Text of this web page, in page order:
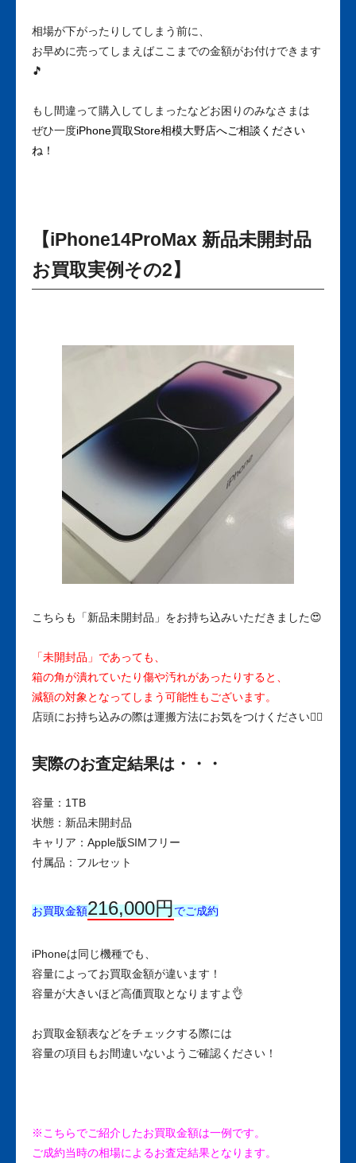
相場が下がったりしてしまう前に、
お早めに売ってしまえばここまでの金額がお付けできます
🎵
もし間違って購入してしまったなどお困りのみなさまは
ぜひ一度iPhone買取Store相模大野店へご相談ください
ね！
【iPhone14ProMax 新品未開封品
お買取実例その2】
こちらも「新品未開封品」をお持ち込みいただきました😍
「未開封品」であっても、
箱の角が潰れていたり傷や汚れがあったりすると、
減額の対象となってしまう可能性もございます。
店頭にお持ち込みの際は運搬方法にお気をつけください🙆‍♀️
実際のお査定結果は・・・
容量：1TB
状態：新品未開封品
キャリア：Apple版SIMフリー
付属品：フルセット
お買取金額216,000円でご成約
iPhoneは同じ機種でも、
容量によってお買取金額が違います！
容量が大きいほど高価買取となりますよ👌
お買取金額表などをチェックする際には
容量の項目もお間違いないようご確認ください！
※こちらでご紹介したお買取金額は一例です。
ご成約当時の相場によるお査定結果となります。